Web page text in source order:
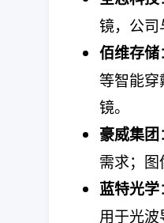
镜，公司
佰维存储
等智能
镜。
豪威集团
需求；图
蓝特光学
用于光波